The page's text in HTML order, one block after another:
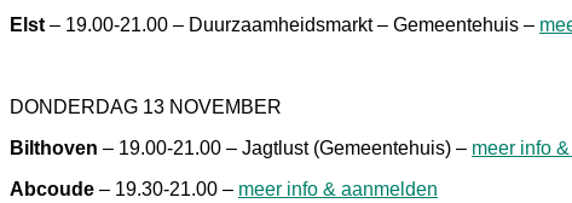
Elst – 19.00-21.00 – Duurzaamheidsmarkt – Gemeentehuis –
DONDERDAG 13 NOVEMBER
Bilthoven – 19.00-21.00 – Jagtlust (Gemeentehuis) – meer info
Abcoude – 19.30-21.00 – meer info & aanmelden